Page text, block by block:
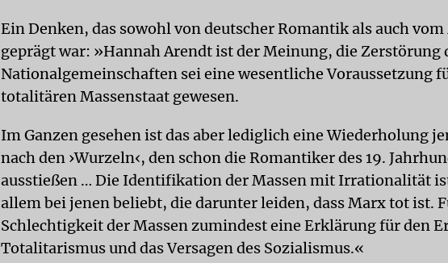
Ein Denken, das sowohl von deutscher Romantik als auch
geprägt war: »Hannah Arendt ist der Meinung, die Zerstörung
Nationalgemeinschaften sei eine wesentliche Voraussetzung
totalitären Massenstaat gewesen.
Im Ganzen gesehen ist das aber lediglich eine Wiederholung
nach den ›Wurzeln‹, den schon die Romantiker des 19.
ausstießen … Die Identifikation der Massen mit Irrationalität
allem bei jenen beliebt, die darunter leiden, dass Marx tot ist.
Schlechtigkeit der Massen zumindest eine Erklärung für den
Totalitarismus und das Versagen des Sozialismus.«